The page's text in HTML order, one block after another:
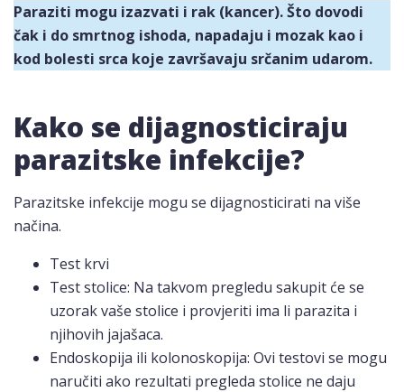
Paraziti mogu izazvati i rak (kancer). Što dovodi
čak i do smrtnog ishoda, napadaju i mozak kao i
kod bolesti srca koje završavaju srčanim udarom.
Kako se dijagnosticiraju
parazitske infekcije?
Parazitske infekcije mogu se dijagnosticirati na više
načina.
Test krvi
Test stolice: Na takvom pregledu sakupit će se
uzorak vaše stolice i provjeriti ima li parazita i
njihovih jajašaca.
Endoskopija ili kolonoskopija: Ovi testovi se mogu
naručiti ako rezultati pregleda stolice ne daju